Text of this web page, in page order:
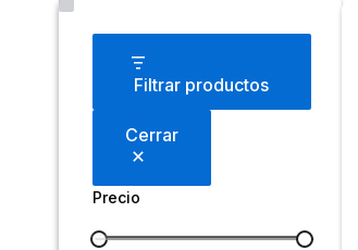
Filtrar productos
Cerrar
Precio